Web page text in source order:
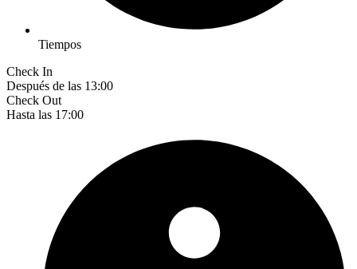
Tiempos
Check In
Después de las 13:00
Check Out
Hasta las 17:00